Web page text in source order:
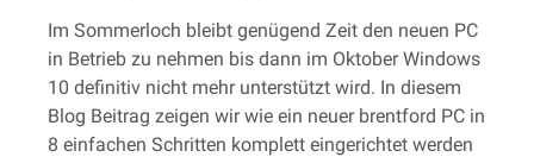
Im Sommerloch bleibt genügend Zeit den neuen PC
in Betrieb zu nehmen bis dann im Oktober Windows
10 definitiv nicht mehr unterstützt wird. In diesem
Blog Beitrag zeigen wir wie ein neuer brentford PC in
8 einfachen Schritten komplett eingerichtet werden